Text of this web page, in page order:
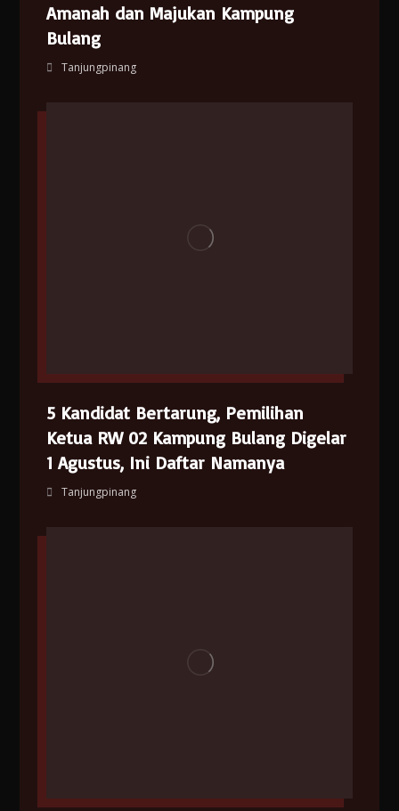
Amanah dan Majukan Kampung
Bulang
Tanjungpinang
5 Kandidat Bertarung, Pemilihan
Ketua RW 02 Kampung Bulang Digelar
1 Agustus, Ini Daftar Namanya
Tanjungpinang